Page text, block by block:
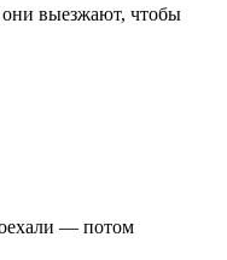
выезжают, чтобы
— потом